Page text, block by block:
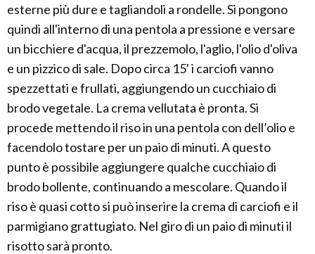
esterne più dure e tagliandoli a rondelle. Si pongono
quindi all'interno di una pentola a pressione e versare
un bicchiere d'acqua, il prezzemolo, l'aglio, l'olio d'oliva
e un pizzico di sale. Dopo circa 15' i carciofi vanno
spezzettati e frullati, aggiungendo un cucchiaio di
brodo vegetale. La crema vellutata è pronta. Si
procede mettendo il riso in una pentola con dell’olio e
facendolo tostare per un paio di minuti. A questo
punto è possibile aggiungere qualche cucchiaio di
brodo bollente, continuando a mescolare. Quando il
riso è quasi cotto si può inserire la crema di carciofi e il
parmigiano grattugiato. Nel giro di un paio di minuti il
risotto sarà pronto.